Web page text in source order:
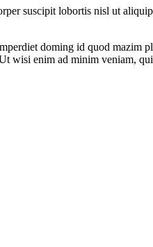
suscipit lobortis nisl ut
doming id quod mazim
wisi enim ad minim veniam,